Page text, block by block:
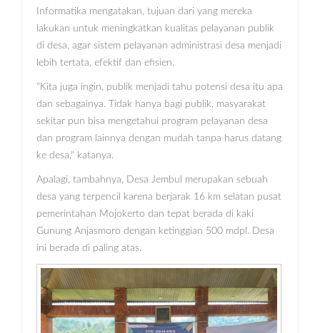
Informatika mengatakan, tujuan dari yang mereka
lakukan untuk meningkatkan kualitas pelayanan publik
di desa, agar sistem pelayanan administrasi desa menjadi
lebih tertata, efektif dan efisien.
"Kita juga ingin, publik menjadi tahu potensi desa itu apa
dan sebagainya. Tidak hanya bagi publik, masyarakat
sekitar pun bisa mengetahui program pelayanan desa
dan program lainnya dengan mudah tanpa harus datang
ke desa," katanya.
Apalagi, tambahnya, Desa Jembul merupakan sebuah
desa yang terpencil karena berjarak 16 km selatan pusat
pemerintahan Mojokerto dan tepat berada di kaki
Gunung Anjasmoro dengan ketinggian 500 mdpl. Desa
ini berada di paling atas.